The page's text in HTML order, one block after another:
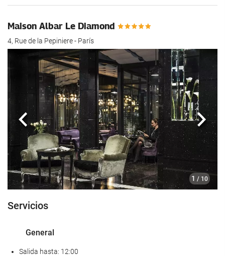
Maison Albar Le Diamond
4, Rue de la Pepiniere - París
1 / 10
Anterior
Servicios
General
Salida hasta: 12:00